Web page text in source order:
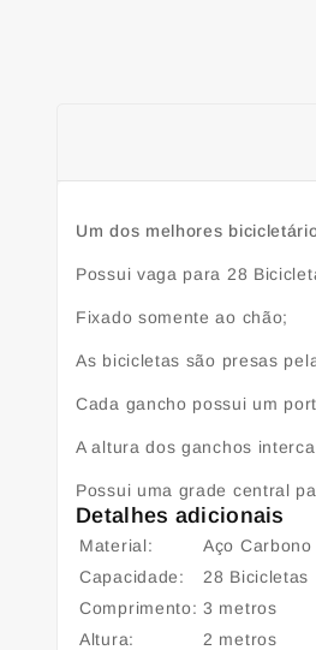
Um dos melhores
Possui vaga para 28
Fixado somente ao chão;
As bicicletas são presas
Cada gancho possui um
A altura dos ganchos
Possui uma grade central
Detalhes adicionais
Material:
Aço Carbono
Capacidade:
28 Bicicletas
Comprimento: 3 metros
Altura:
2 metros